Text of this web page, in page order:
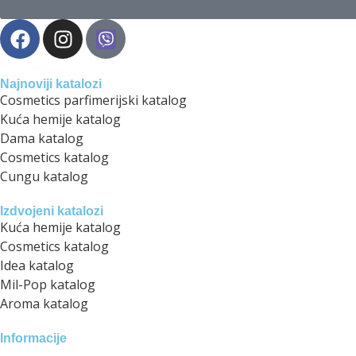
Najnoviji katalozi
Cosmetics parfimerijski katalog
Kuća hemije katalog
Dama katalog
Cosmetics katalog
Cungu katalog
Izdvojeni katalozi
Kuća hemije katalog
Cosmetics katalog
Idea katalog
Mil-Pop katalog
Aroma katalog
Informacije